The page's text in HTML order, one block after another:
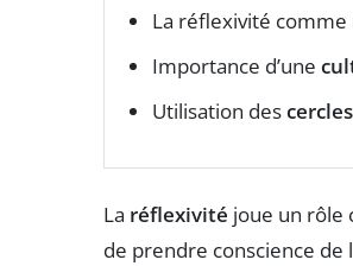
La réflexivité comme
Importance d’une
Utilisation des
La réflexivité joue un rôle
de prendre conscience de